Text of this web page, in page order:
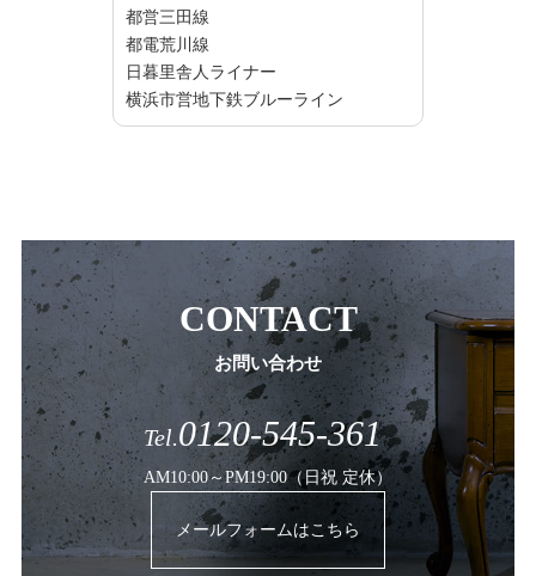
都営三田線
都電荒川線
日暮里舎人ライナー
横浜市営地下鉄ブルーライン
CONTACT
お問い合わせ
Tel.0120-545-361
AM10:00～PM19:00（日祝 定休）
メールフォームはこちら